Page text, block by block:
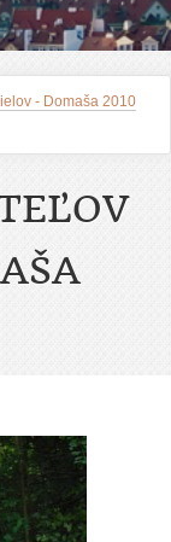
- Domaša 2010